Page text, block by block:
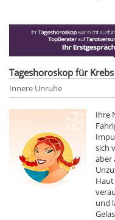
Tageshoroskop für
Innere Unruhe
Ihre
sich
aber
Haut
und